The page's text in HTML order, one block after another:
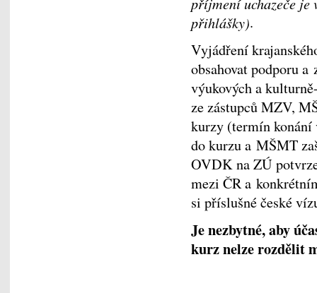
přihlášky).
Vyjádření
obsahovat podporu
výukových a
ze zástupců MZV,
kurzy (termín
do kurzu a MŠMT
OVDK na ZÚ
mezi ČR a
si příslušné české
Je nezbytné, aby
kurz nelze rozdělit